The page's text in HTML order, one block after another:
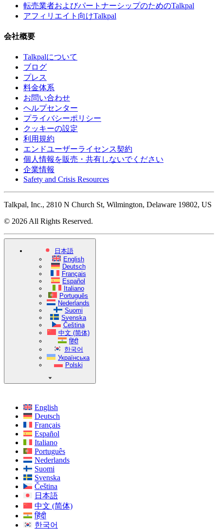
転売業者およびパートナーシップのためのTalkpal
アフィリエイト向けTalkpal
会社概要
Talkpalについて
ブログ
プレス
料金体系
お問い合わせ
ヘルプセンター
プライバシーポリシー
クッキーの設定
利用規約
エンドユーザーライセンス契約
個人情報を販売・共有しないでください
企業情報
Safety and Crisis Resources
Talkpal, Inc., 2810 N Church St, Wilmington, Delaware 19802, US
© 2026 All Rights Reserved.
日本語
English
Deutsch
Français
Español
Italiano
Português
Nederlands
Suomi
Svenska
Čeština
中文 (简体)
हिंदी
한국어
Українська
Polski
English
Deutsch
Français
Español
Italiano
Português
Nederlands
Suomi
Svenska
Čeština
日本語
中文 (简体)
हिंदी
한국어